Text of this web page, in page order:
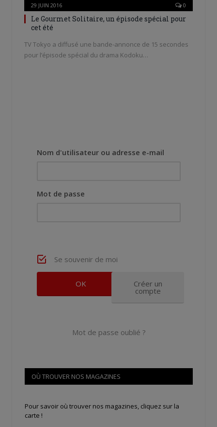
29 JUIN 2016 0
Le Gourmet Solitaire, un épisode spécial pour
cet été
TV Tokyo a diffusé une bande-annonce de 15 secondes
pour l’épisode spécial du drama Kodoku…
Nom d'utilisateur ou adresse e-mail
Mot de passe
Se souvenir de moi
Créer un
compte
Mot de passe oublié ?
OÙ TROUVER NOS MAGAZINES
Pour savoir où trouver nos magazines, cliquez sur la
carte !